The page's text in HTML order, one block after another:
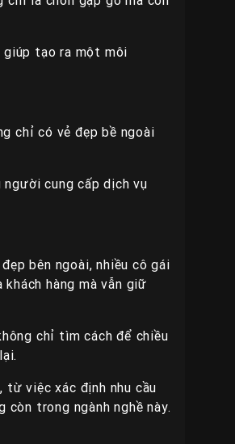
tạo ra một môi
chỉ có vẻ đẹp bề ngoài
cung cấp dịch vụ
bên ngoài, nhiều cô gái
hàng mà vẫn giữ
chỉ tìm cách để chiều
việc xác định nhu cầu
trong ngành nghề này.